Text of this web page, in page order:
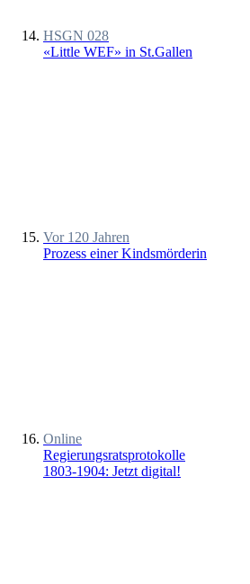
HSGN 028
«Little WEF» in St.Gallen
Vor 120 Jahren
Prozess einer Kindsmörderin
Online
Regierungsratsprotokolle
1803-1904: Jetzt digital!